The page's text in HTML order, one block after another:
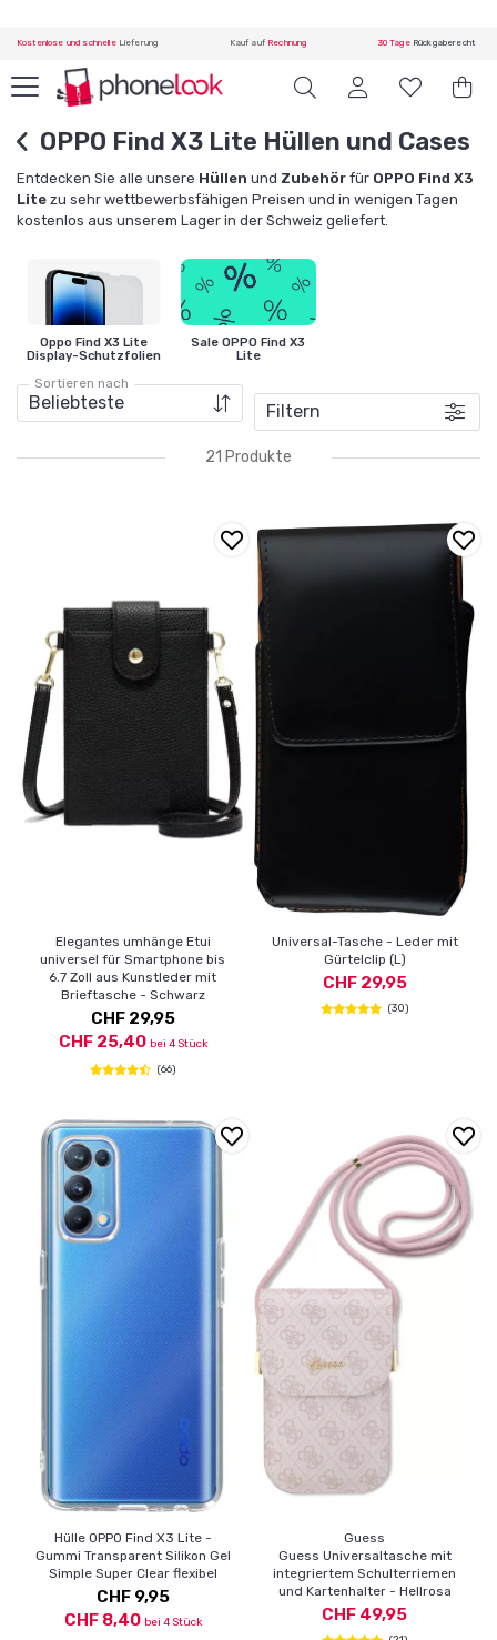
Kostenlose und schnelleLieferung Kauf auf Rechnung 30 TageRückgaberecht
OPPO Find X3 Lite Hüllen und Cases
Entdecken Sie alle unsere Hüllen und Zubehör für OPPO Find X3
Lite zu sehr wettbewerbsfähigen Preisen und in wenigen Tagen
kostenlos aus unserem Lager in der Schweiz geliefert.
Oppo Find X3 Lite
Display-Schutzfolien
Sale OPPO Find X3
Lite
Sortieren nach
Filtern
21 Produkte
Elegantes umhänge Etui
universel für Smartphone bis
6.7 Zoll aus Kunstleder mit
Brieftasche - Schwarz
CHF 29,95
CHF 25,40 bei 4 Stück
(66)
Universal-Tasche - Leder mit
Gürtelclip (L)
CHF 29,95
(30)
Hülle OPPO Find X3 Lite -
Gummi Transparent Silikon Gel
Simple Super Clear flexibel
CHF 9,95
CHF 8,40 bei 4 Stück
Guess
Guess Universaltasche mit
integriertem Schulterriemen
und Kartenhalter - Hellrosa
CHF 49,95